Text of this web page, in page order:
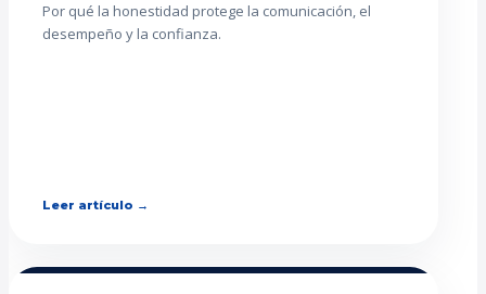
Por qué la honestidad protege la comunicación, el
desempeño y la confianza.
Leer artículo →